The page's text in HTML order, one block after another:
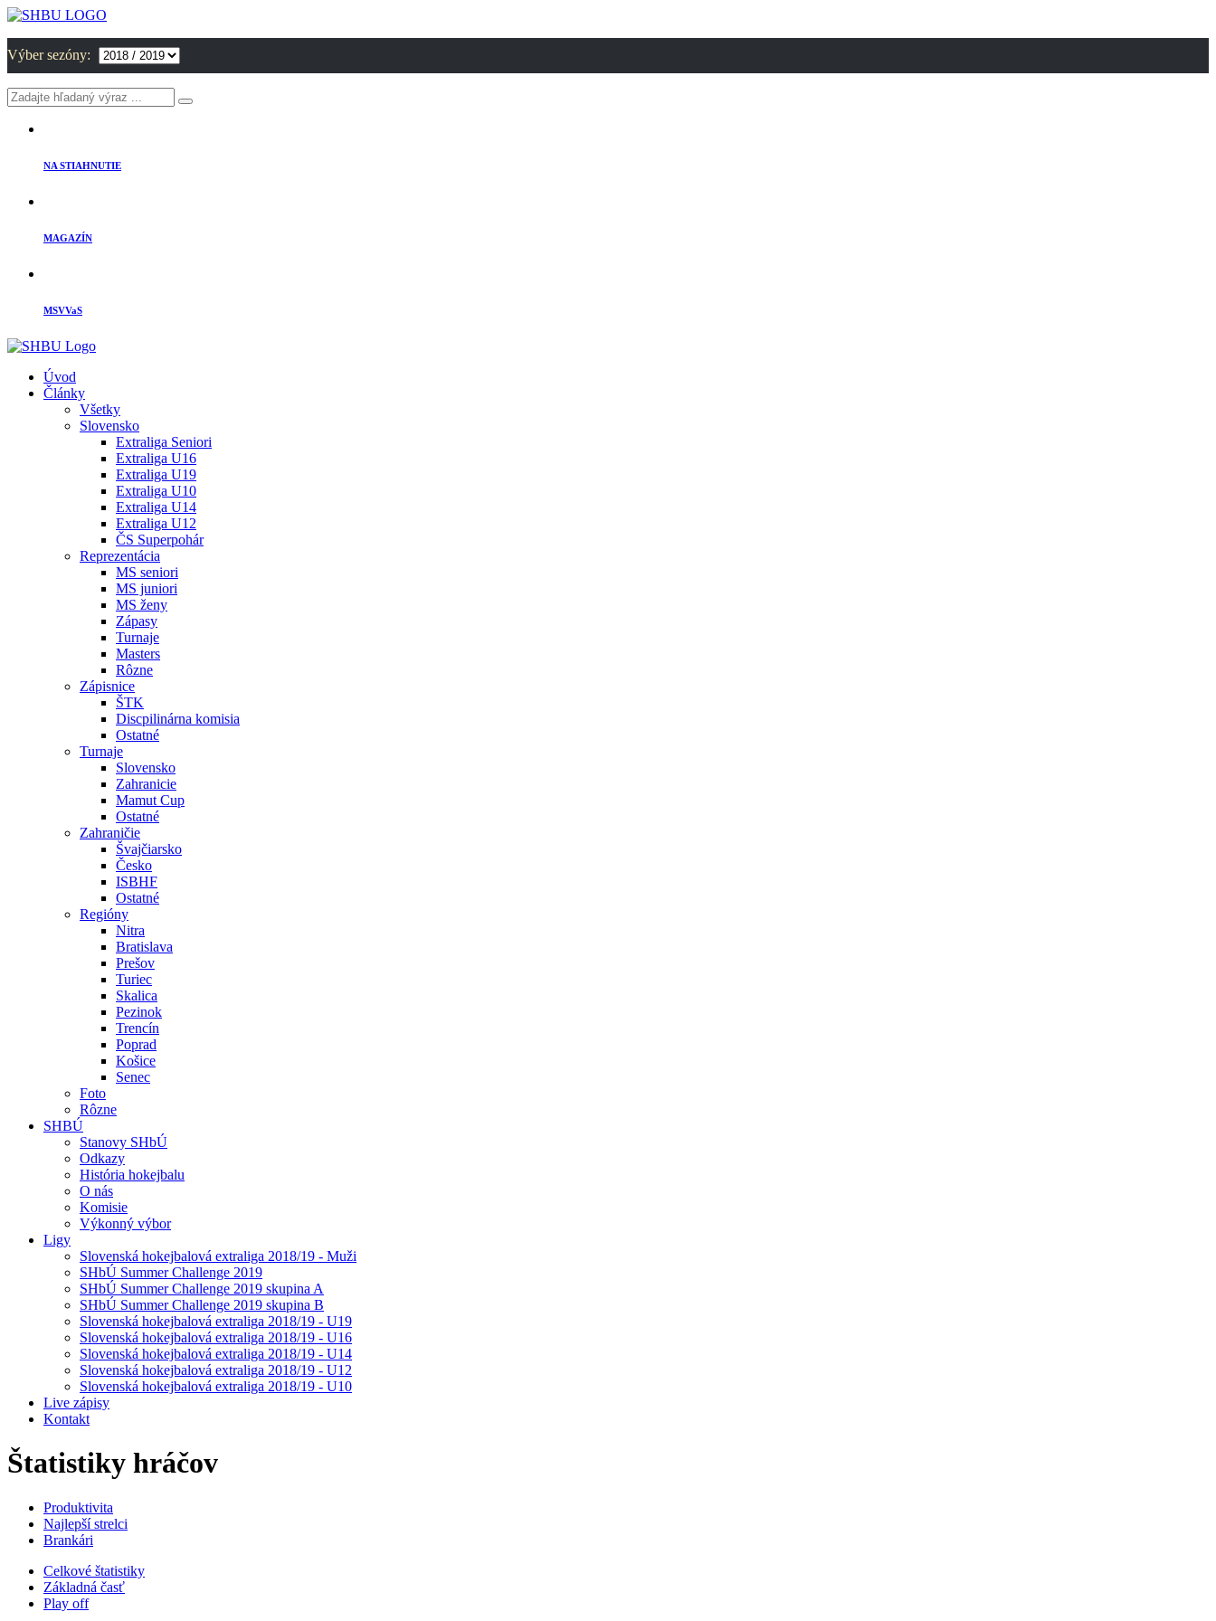
Výber sezóny:
NA STIAHNUTIE
MAGAZÍN
MSVVaS
Úvod
Články
Všetky
Slovensko
Extraliga Seniori
Extraliga U16
Extraliga U19
Extraliga U10
Extraliga U14
Extraliga U12
ČS Superpohár
Reprezentácia
MS seniori
MS juniori
MS ženy
Zápasy
Turnaje
Masters
Rôzne
Zápisnice
ŠTK
Discpilinárna komisia
Ostatné
Turnaje
Slovensko
Zahranicie
Mamut Cup
Ostatné
Zahraničie
Švajčiarsko
Česko
ISBHF
Ostatné
Regióny
Nitra
Bratislava
Prešov
Turiec
Skalica
Pezinok
Trencín
Poprad
Košice
Senec
Foto
Rôzne
SHBÚ
Stanovy SHbÚ
Odkazy
História hokejbalu
O nás
Komisie
Výkonný výbor
Ligy
Slovenská hokejbalová extraliga 2018/19 - Muži
SHbÚ Summer Challenge 2019
SHbÚ Summer Challenge 2019 skupina A
SHbÚ Summer Challenge 2019 skupina B
Slovenská hokejbalová extraliga 2018/19 - U19
Slovenská hokejbalová extraliga 2018/19 - U16
Slovenská hokejbalová extraliga 2018/19 - U14
Slovenská hokejbalová extraliga 2018/19 - U12
Slovenská hokejbalová extraliga 2018/19 - U10
Live zápisy
Kontakt
Štatistiky hráčov
Produktivita
Najlepší strelci
Brankári
Celkové štatistiky
Základná časť
Play off